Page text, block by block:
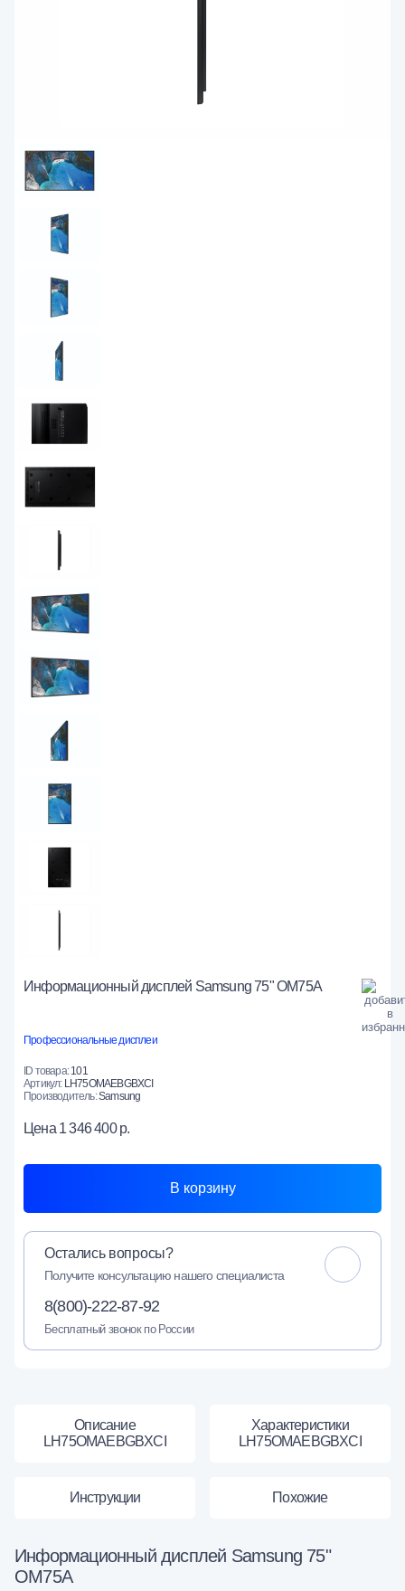
Информационный дисплей Samsung 75" OM75A
Профессиональные дисплеи
ID товара:101
Артикул: LH75OMAEBGBXCI
Производитель:Samsung
Цена 1 346 400 р.
В корзину
Остались вопросы?
Получите консультацию нашего специалиста
8(800)-222-87-92
Бесплатный звонок по России
Описание
LH75OMAEBGBXCI
Характеристики
LH75OMAEBGBXCI
Инструкции Похожие
Информационный дисплей Samsung 75"
OM75A